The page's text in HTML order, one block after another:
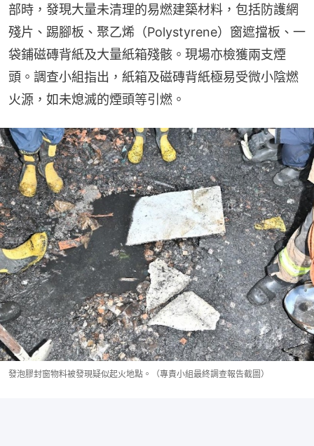
部時，發現大量未清理的易燃建築材料，包括防護網
殘片、踢腳板、聚乙烯（Polystyrene）窗遮擋板、一
袋鋪磁磚背紙及大量紙箱殘骸。現場亦檢獲兩支煙
頭。調查小組指出，紙箱及磁磚背紙極易受微小陰燃
火源，如未熄滅的煙頭等引燃。
發泡膠封窗物料被發現疑似起火地點。（專責小組最終調查報告截圖）